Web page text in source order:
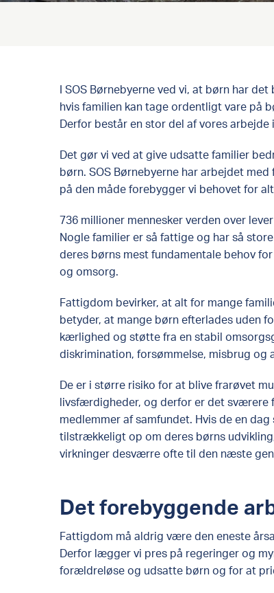
I SOS Børnebyerne ved vi, at børn har
hvis familien kan tage ordentligt vare på
Derfor består en stor del af vores
Det gør vi ved at give udsatte familier
børn. SOS Børnebyerne har arbejdet
på den måde forebygger vi behovet for
736 millioner mennesker verden over
Nogle familier er så fattige og har så
deres børns mest fundamentale behov
og omsorg.
Fattigdom bevirker, at alt for mange
betyder, at mange børn efterlades uden
kærlighed og støtte fra en stabil
diskrimination, forsømmelse, misbrug og
De er i større risiko for at blive frarøvet
livsfærdigheder, og derfor er det sværere
medlemmer af samfundet. Hvis de en
tilstrækkeligt op om deres børns
virkninger desværre ofte til den næste
Det forebyggende
Fattigdom må aldrig være den eneste
Derfor lægger vi pres på regeringer og
forældreløse og udsatte børn og for at